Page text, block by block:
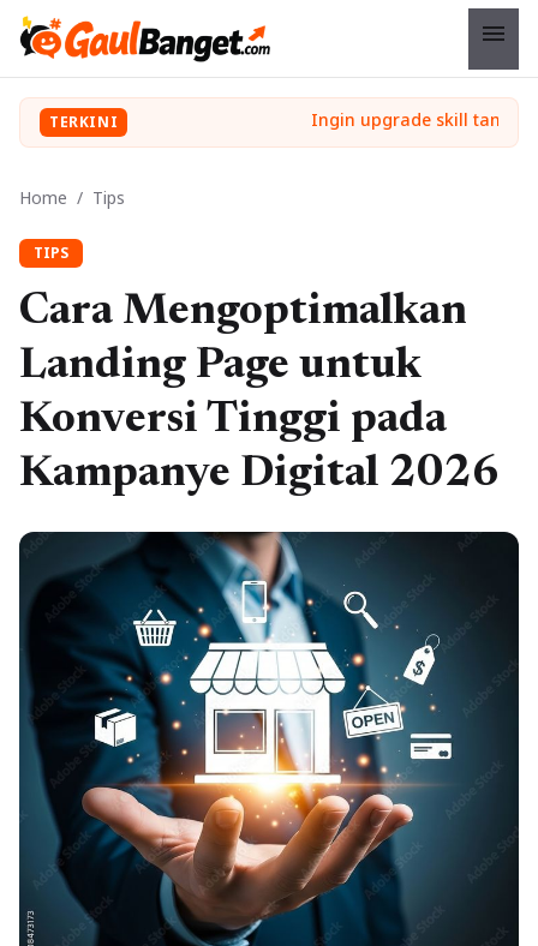
menu
TERKINI
Home / Tips
TIPS
Cara Mengoptimalkan
Landing Page untuk
Konversi Tinggi pada
Kampanye Digital 2026